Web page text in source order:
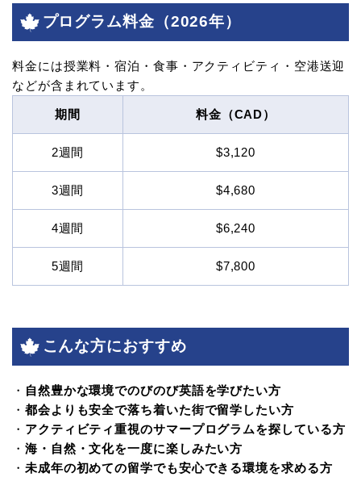
プログラム料金（2026年）
料金には授業料・宿泊・食事・アクティビティ・空港送迎
などが含まれています。
期間 料金（CAD）
2週間 $3,120
3週間 $4,680
4週間 $6,240
5週間 $7,800
こんな方におすすめ
・ 自然豊かな環境でのびのび英語を学びたい方
・ 都会よりも安全で落ち着いた街で留学したい方
・ アクティビティ重視のサマープログラムを探している方
・ 海・自然・文化を一度に楽しみたい方
・ 未成年の初めての留学でも安心できる環境を求める方